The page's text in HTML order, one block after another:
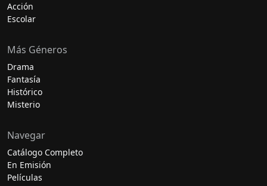
Acción
Escolar
Más Géneros
Drama
Fantasía
Histórico
Misterio
Navegar
Catálogo Completo
En Emisión
Películas